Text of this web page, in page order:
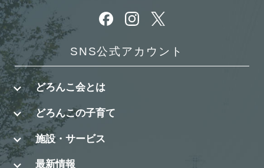
別ウィンドウで開きます
別ウィンドウで開きます
別ウィンドウで開きます
SNS公式アカウント
どろんこ会とは
どろんこの子育て
施設・サービス
最新情報